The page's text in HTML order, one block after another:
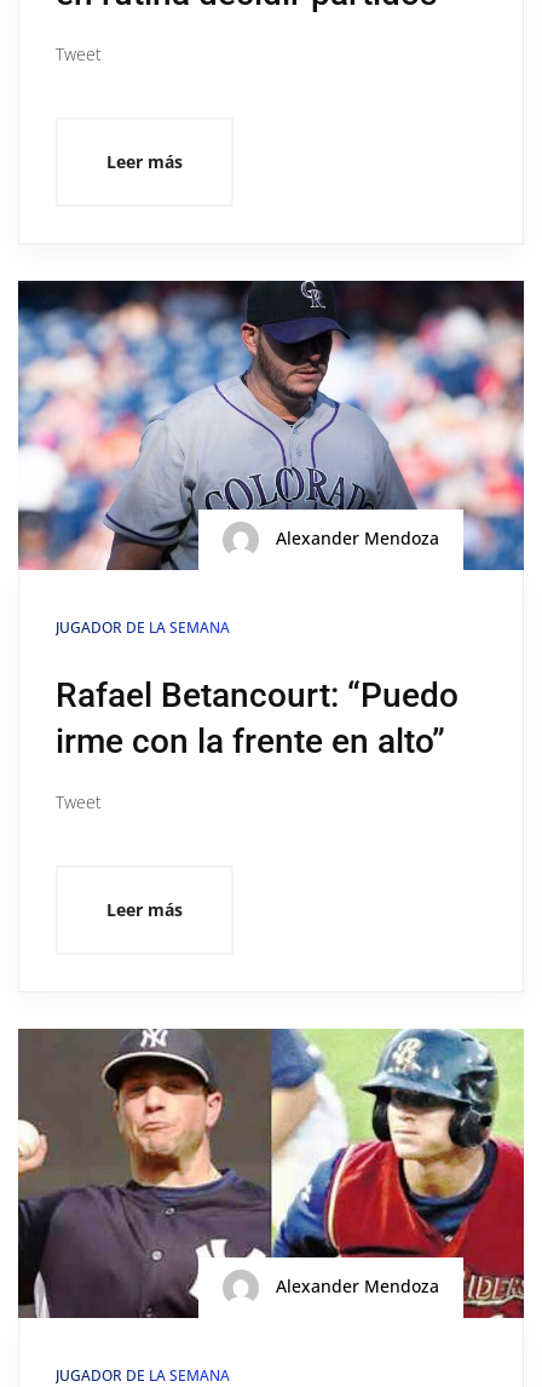
Tweet
Leer más
Alexander Mendoza
JUGADOR DE LA SEMANA
Rafael Betancourt: “Puedo
irme con la frente en alto”
Tweet
Leer más
Alexander Mendoza
JUGADOR DE LA SEMANA